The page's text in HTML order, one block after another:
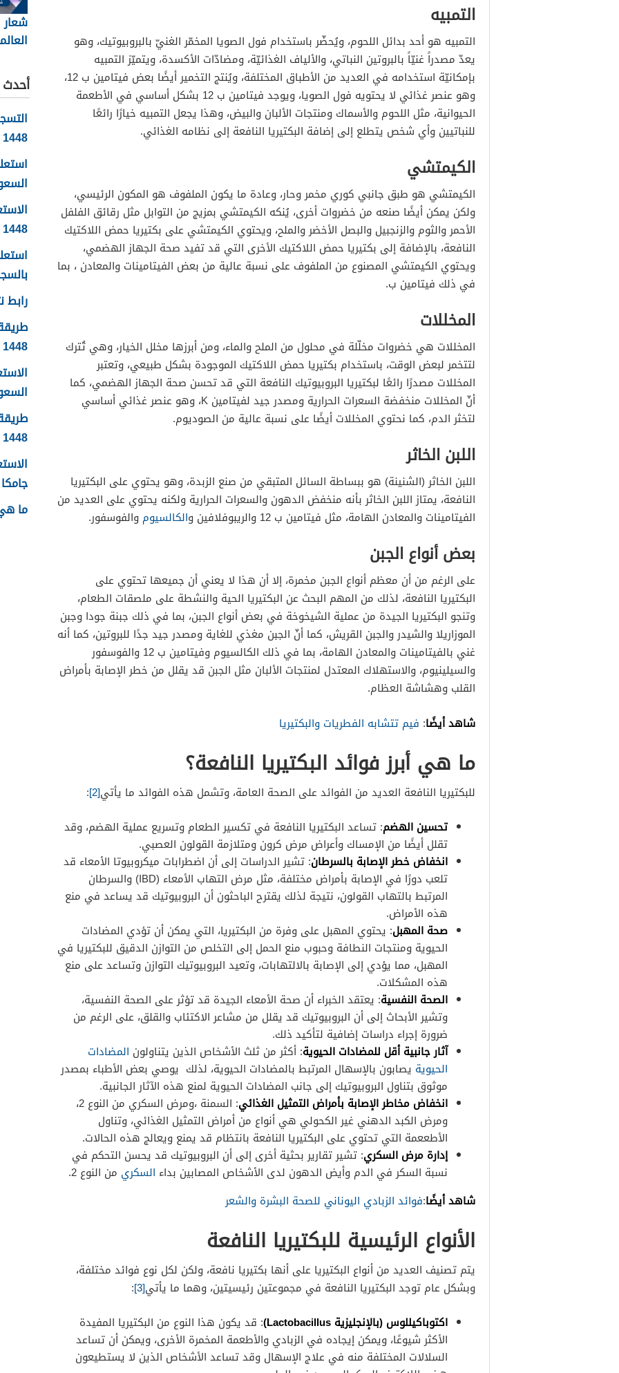
التمبيه
التمبيه هو أحد بدائل اللحوم، ويُحضّر باستخدام فول الصويا المخمّر الغنيّ بالبروبيوتيك، وهو
يعدّ مصدراً غنيّاً بالبروتين النباتي، والألياف الغذائيّة، ومضادّات الأكسدة، ويتميّز التمبيه
بإمكانيّة استخدامه في العديد من الأطباق المختلفة، ويُنتج التخمير أيضًا بعض فيتامين ب 12،
وهو عنصر غذائي لا يحتويه فول الصويا، ويوجد فيتامين ب 12 بشكل أساسي في الأطعمة
الحيوانية، مثل اللحوم والأسماك ومنتجات الألبان والبيض، وهذا يجعل التمبيه خيارًا رائعًا
للنباتيين وأي شخص يتطلع إلى إضافة البكتيريا النافعة إلى نظامه الغذائي.
الكيمتشي
الكيمتشي هو طبق جانبي كوري مخمر وحار، وعادة ما يكون الملفوف هو المكون الرئيسي،
ولكن يمكن أيضًا صنعه من خضروات أخرى، يُنكه الكيمتشي بمزيج من التوابل مثل رقائق الفلفل
الأحمر والثوم والزنجبيل والبصل الأخضر والملح، ويحتوي الكيمتشي على بكتيريا حمض اللاكتيك
النافعة، بالإضافة إلى بكتيريا حمض اللاكتيك الأخرى التي قد تفيد صحة الجهاز الهضمي،
ويحتوي الكيمتشي المصنوع من الملفوف على نسبة عالية من بعض الفيتامينات والمعادن ، بما
في ذلك فيتامين ب.
المخللات
المخللات هي خضروات مخلّلة في محلول من الملح والماء، ومن أبرزها مخلل الخيار، وهي تُترك
لتتخمر لبعض الوقت، باستخدام بكتيريا حمض اللاكتيك الموجودة بشكل طبيعي، وتعتبر
المخللات مصدرًا رائعًا لبكتيريا البروبيوتيك النافعة التي قد تحسن صحة الجهاز الهضمي، كما
أنّ المخللات منخفضة السعرات الحرارية ومصدر جيد لفيتامين K، وهو عنصر غذائي أساسي
لتخثر الدم، كما نحتوي المخللات أيضًا على نسبة عالية من الصوديوم.
اللبن الخاثر
اللبن الخاثر (الشنينة) هو ببساطة السائل المتبقي من صنع الزبدة، وهو يحتوي على البكتيريا
النافعة، يمتاز اللبن الخاثر بأنه منخفض الدهون والسعرات الحرارية ولكنه يحتوي على العديد من
الفيتامينات والمعادن الهامة، مثل فيتامين ب 12 والريبوفلافين و
الكالسيوم والفوسفور.
بعض أنواع الجبن
على الرغم من أن معظم أنواع الجبن مخمرة، إلا أن هذا لا يعني أن جميعها تحتوي على
البكتيريا النافعة، لذلك من المهم البحث عن البكتيريا الحية والنشطة على ملصقات الطعام،
وتنجو البكتيريا الجيدة من عملية الشيخوخة في بعض أنواع الجبن، بما في ذلك جبنة جودا وجبن
الموزاريلا والشيدر والجبن القريش، كما أنّ الجبن مغذي للغاية ومصدر جيد جدًا للبروتين، كما أنه
غني بالفيتامينات والمعادن الهامة، بما في ذلك الكالسيوم وفيتامين ب 12 والفوسفور
والسيلينيوم، والاستهلاك المعتدل لمنتجات الألبان مثل الجبن قد يقلل من خطر الإصابة بأمراض
القلب وهشاشة العظام.
شاهد أيضًا: فيم تتشابه الفطريات والبكتيريا
ما هي أبرز فوائد البكتيريا النافعة؟
للبكتيريا النافعة العديد من الفوائد على الصحة العامة، وتشمل هذه الفوائد ما يأتي[2]
:
تحسين الهضم: تساعد البكتيريا النافعة في تكسير الطعام وتسريع عملية الهضم، وقد
تقلل أيضًا من الإمساك وأعراض مرض كرون ومتلازمة القولون العصبي.
انخفاض خطر الإصابة بالسرطان: تشير الدراسات إلى أن اضطرابات ميكروبيوتا الأمعاء قد
تلعب دورًا في الإصابة بأمراض مختلفة، مثل مرض التهاب الأمعاء (IBD) والسرطان
المرتبط بالتهاب القولون، نتيجة لذلك يقترح الباحثون أن البروبيوتيك قد يساعد في منع
هذه الأمراض.
صحة المهبل: يحتوي المهبل على وفرة من البكتيريا، التي يمكن أن تؤدي المضادات
الحيوية ومنتجات النطافة وحبوب منع الحمل إلى التخلص من التوازن الدقيق للبكتيريا في
المهبل، مما يؤدي إلى الإصابة بالالتهابات، وتعيد البروبيوتيك التوازن وتساعد على منع
هذه المشكلات.
الصحة النفسية: يعتقد الخبراء أن صحة الأمعاء الجيدة قد تؤثر على الصحة النفسية،
وتشير الأبحاث إلى أن البروبيوتيك قد يقلل من مشاعر الاكتئاب والقلق، على الرغم من
ضرورة إجراء دراسات إضافية لتأكيد ذلك.
آثار جانبية أقل للمضادات الحيوية: أكثر من ثلث الأشخاص الذين يتناولون المضادات
الحيوية يصابون بالإسهال المرتبط بالمضادات الحيوية، لذلك يوصي بعض الأطباء بمصدر
موثوق بتناول البروبيوتيك إلى جانب المضادات الحيوية لمنع هذه الآثار الجانبية.
انخفاض مخاطر الإصابة بأمراض التمثيل الغذائي
: السمنة ،ومرض السكري من النوع 2،
ومرض الكبد الدهني غير الكحولي هي أنواع من أمراض التمثيل الغذائي، وتناول
الأطععمة التي تحتوي على البكتيريا النافعة بانتظام قد يمنع ويعالج هذه الحالات.
إدارة مرض السكري: تشير تقارير بحثية أخرى إلى أن البروبيوتيك قد يحسن التحكم في
نسبة السكر في الدم وأيض الدهون لدى الأشخاص المصابين بداء السكري من النوع 2.
شاهد أيضًا:فوائد الزبادي اليوناني للصحة البشرة والشعر
الأنواع الرئيسية للبكتيريا النافعة
يتم تصنيف العديد من أنواع البكتيريا على أنها بكتيريا نافعة، ولكن لكل نوع فوائد مختلفة،
وبشكل عام توجد البكتيريا النافعة في مجموعتين رئيسيتين، وهما ما يأتي[3]
:
اكتوباكيللوس (بالإنجليزية Lactobacillus)
: قد يكون هذا النوع من البكتيريا المفيدة
الأكثر شيوعًا، ويمكن إيجاده في الزبادي والأطعمة المخمرة الأخرى، ويمكن أن تساعد
السلالات المختلفة منه في علاج الإسهال وقد تساعد الأشخاص الذين لا يستطيعون
شعار
أحدث
1448
السعودية 1448
1448
رابط
1448
1448
ما